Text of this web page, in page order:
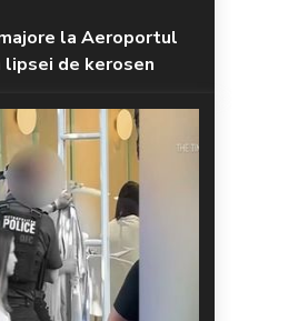
la Aeroportul
lipsei de kerosen